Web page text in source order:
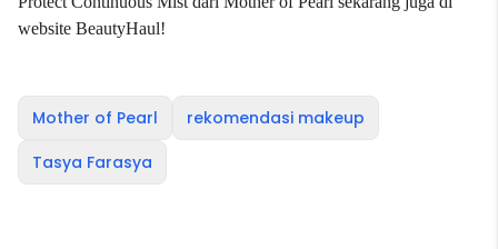
website BeautyHaul!
Mother of Pearl
rekomendasi makeup
Tasya Farasya